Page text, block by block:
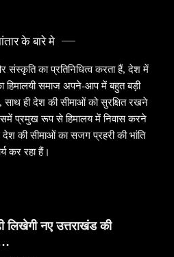
के बारे मे
संस्कृति का प्रतिनिधित्व करता हैं, देश में
हिमालयी समाज अपने-आप में बहुत बड़ी
साथ ही देश की सीमाओं को सुरक्षित रखने
प्रमुख रूप से हिमालय में निवास करने
देश की सीमाओं का सजग प्रहरी की भांति
कर रहा हैं।
लिखेगी नए उत्तराखंड की